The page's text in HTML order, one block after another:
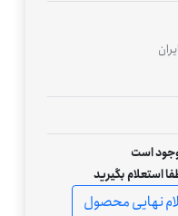
است
استعلام بگیرید
نهایی محصول